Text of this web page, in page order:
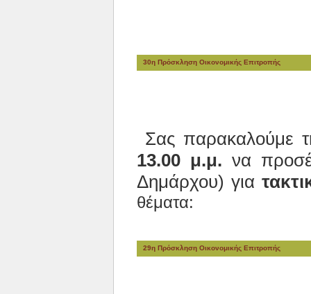
30η Πρόσκληση Οικονομικής Επιτροπής
Σας παρακαλούμε
13.00 μ.μ. να
Δημάρχου) για
θέματα:
29η Πρόσκληση Οικονομικής Επιτροπής